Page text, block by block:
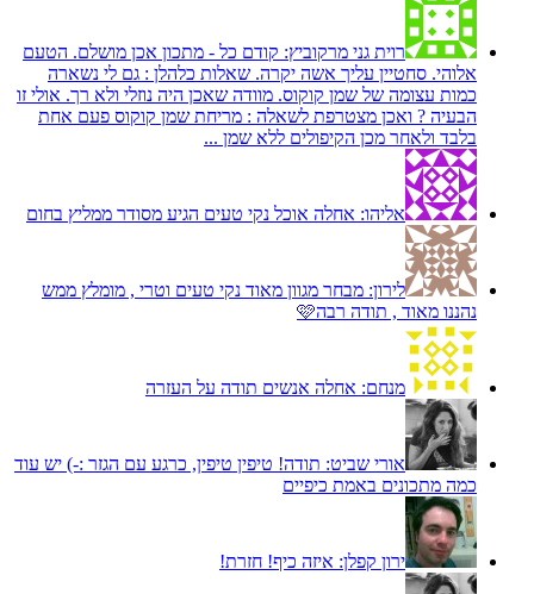
רוית גני מרקוביץ: קודם כל - מתכון אכן מושלם. הטעם
אלוהי. סחטיין עליך אשה יקרה. שאלות כלהלן : גם לי נשארה
כמות עצומה של שמן קוקוס. מוודה שאכן היה נוזלי ולא רך. אולי זו
הבעיה ? ואכן מצטרפת לשאלה : מריחת שמן קוקוס פעם אחת
בלבד ולאחר מכן הקיפולים ללא שמן ...
אליהו: אחלה אוכל נקי טעים הגיע מסודר ממליץ בחום
לירון: מבחר מגוון מאוד נקי טעים וטרי , מומלץ ממש
נהננו מאוד , תודה רבה🩷
מנחם: אחלה אנשים תודה על העזרה
אורי שביט: תודה! טיפין טיפין, כרגע עם הגזר :-) יש עוד
כמה מתכונים באמת כיפיים
ירון קפלן: איזה כיף! חזרת!